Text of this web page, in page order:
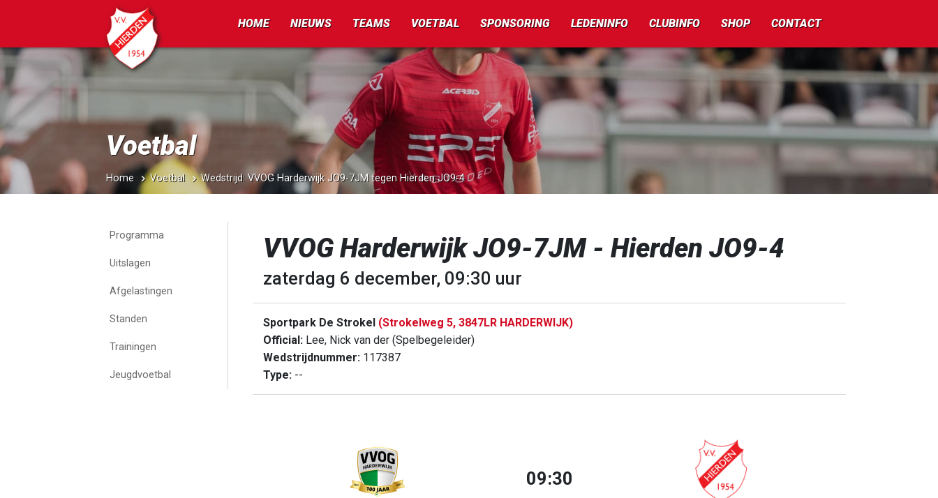
HOME NIEUWS TEAMS VOETBAL SPONSORING LEDENINFO CLUBINFO SHOP CONTACT
Voetbal
Home Voetbal Wedstrijd: VVOG Harderwijk JO9-7JM tegen Hierden JO9-4
Programma
Uitslagen
Afgelastingen
Standen
Trainingen
Jeugdvoetbal
VVOG Harderwijk JO9-7JM - Hierden JO9-4
zaterdag 6 december, 09:30 uur
Sportpark De Strokel (Strokelweg 5, 3847LR HARDERWIJK)
Official: Lee, Nick van der (Spelbegeleider)
Wedstrijdnummer: 117387
Type: --
09:30